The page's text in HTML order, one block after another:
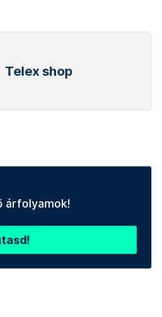
Telex shop
árfolyamok!